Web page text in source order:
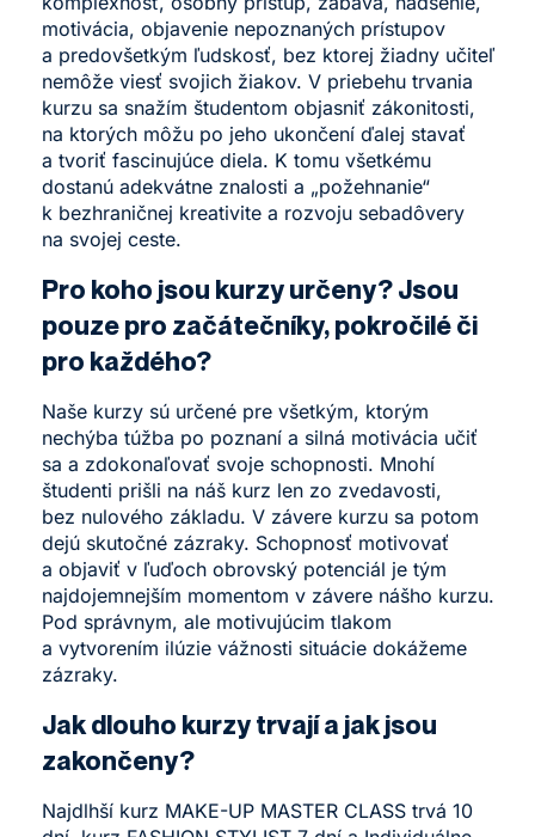
motivácia, objavenie nepoznaných prístupov
a predovšetkým ľudskosť, bez ktorej žiadny učiteľ
nemôže viesť svojich žiakov. V priebehu trvania
kurzu sa snažím študentom objasniť zákonitosti,
na ktorých môžu po jeho ukončení ďalej stavať
a tvoriť fascinujúce diela. K tomu všetkému
dostanú adekvátne znalosti a „požehnanie“
k bezhraničnej kreativite a rozvoju sebadôvery
na svojej ceste.
Pro koho jsou kurzy určeny? Jsou
pouze pro začátečníky, pokročilé či
pro každého?
Naše kurzy sú určené pre všetkým, ktorým
nechýba túžba po poznaní a silná motivácia učiť
sa a zdokonaľovať svoje schopnosti. Mnohí
študenti prišli na náš kurz len zo zvedavosti,
bez nulového základu. V závere kurzu sa potom
dejú skutočné zázraky. Schopnosť motivovať
a objaviť v ľuďoch obrovský potenciál je tým
najdojemnejším momentom v závere nášho kurzu.
Pod správnym, ale motivujúcim tlakom
a vytvorením ilúzie vážnosti situácie dokážeme
zázraky.
Jak dlouho kurzy trvají a jak jsou
zakončeny?
Najdlhší kurz MAKE-UP MASTER CLASS trvá 10